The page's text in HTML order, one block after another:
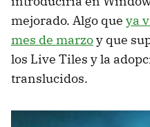
mejorado. Algo que ya
mes de marzoy que
los Live Tiles y la
translucidos.